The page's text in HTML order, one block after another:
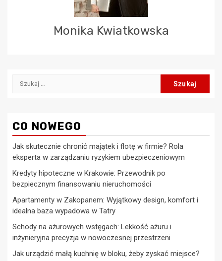
Monika Kwiatkowska
Szukaj:
CO NOWEGO
Jak skutecznie chronić majątek i flotę w firmie? Rola
eksperta w zarządzaniu ryzykiem ubezpieczeniowym
Kredyty hipoteczne w Krakowie: Przewodnik po
bezpiecznym finansowaniu nieruchomości
Apartamenty w Zakopanem: Wyjątkowy design, komfort i
idealna baza wypadowa w Tatry
Schody na ażurowych wstęgach: Lekkość ażuru i
inżynieryjna precyzja w nowoczesnej przestrzeni
Jak urządzić małą kuchnię w bloku, żeby zyskać miejsce?